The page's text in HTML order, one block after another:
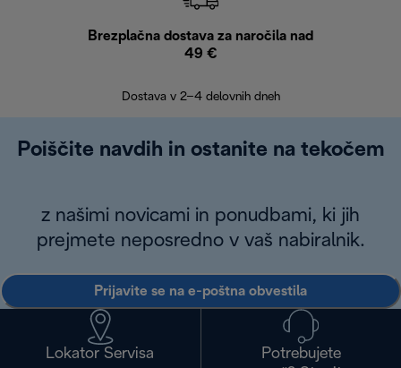
Brezplačna dostava za naročila nad
49 €
Dostava v 2–4 delovnih dneh
Poiščite navdih in ostanite na tekočem
z našimi novicami in ponudbami, ki jih
prejmete neposredno v vaš nabiralnik.
Prijavite se na e-poštna obvestila
Lokator Servisa
Potrebujete